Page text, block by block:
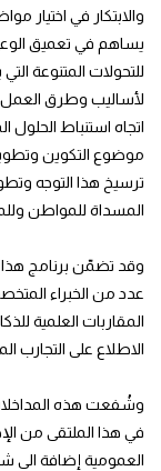
والابتكار في اختيار
يساهم في تعميق الوعي
للتحولات المتنوعة
لأساليب وطرق العمل
اتجاه استنباط الحلول
موضوع التكوين
ترسيخ هذا التوجه
المسداة للمواطن
وقد تضمّن برنامج هذا
عدد من الخبراء
المقاربات العلمية
الاطلاع على التجارب
وشُفعت هذه
في هذا الملتقى من
العمومية إضافة الى